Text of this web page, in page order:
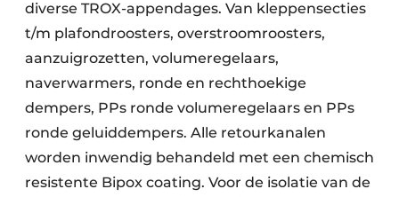
diverse TROX-appendages. Van kleppensecties
t/m plafondroosters, overstroomroosters,
aanzuigrozetten, volumeregelaars,
naverwarmers, ronde en rechthoekige
dempers, PPs ronde volumeregelaars en PPs
ronde geluiddempers. Alle retourkanalen
worden inwendig behandeld met een chemisch
resistente Bipox coating. Voor de isolatie van de